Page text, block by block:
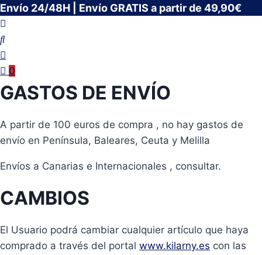
Saltar
al
contenido
Envío 24/48H | Envío GRATIS a partir de 49,90€
0
GASTOS DE ENVÍO
A partir de 100 euros de compra , no hay gastos de
envío en Península, Baleares, Ceuta y Melilla
Envíos a Canarias e Internacionales , consultar.
CAMBIOS
El Usuario podrá cambiar cualquier artículo que haya
comprado a través del portal www.kilarny.es con las